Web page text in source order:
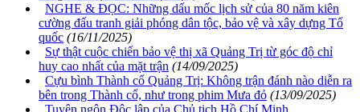
NGHE & ĐỌC: Những dấu mốc lịch sử của 80 năm kiên
cường đấu tranh giải phóng dân tộc, bảo vệ và xây dựng Tổ
quốc (16/11/2025)
Sự thật cuộc chiến bảo vệ thị xã Quảng Trị từ góc độ chỉ
huy cao nhất của mặt trận (14/09/2025)
Cựu bình Thành cổ Quảng Trị: Không trận đánh nào diễn ra
bên trong Thành cổ, như trong phim Mưa đỏ (13/09/2025)
Tuyên ngôn Độc lập của Chủ tịch Hồ Chí Minh